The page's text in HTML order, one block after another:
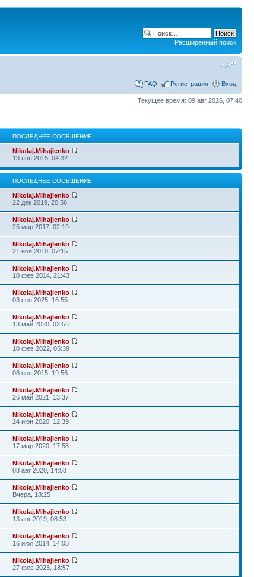
Расширенный поиск
FAQ Регистрация Вход
Текущее время: 09 авг 2026, 07:40
ПОСЛЕДНЕЕ СООБЩЕНИЕ
Nikolaj.Mihajlenko
13 янв 2015, 04:32
ПОСЛЕДНЕЕ СООБЩЕНИЕ
Nikolaj.Mihajlenko
22 дек 2019, 20:56
Nikolaj.Mihajlenko
25 мар 2017, 02:19
Nikolaj.Mihajlenko
21 ноя 2010, 07:15
Nikolaj.Mihajlenko
10 фев 2014, 21:43
Nikolaj.Mihajlenko
03 сен 2025, 16:55
Nikolaj.Mihajlenko
13 май 2020, 02:56
Nikolaj.Mihajlenko
10 фев 2022, 05:39
Nikolaj.Mihajlenko
08 ноя 2015, 19:56
Nikolaj.Mihajlenko
26 май 2021, 13:37
Nikolaj.Mihajlenko
24 июн 2020, 12:39
Nikolaj.Mihajlenko
17 мар 2020, 17:58
Nikolaj.Mihajlenko
08 авг 2020, 14:58
Nikolaj.Mihajlenko
Вчера, 18:25
Nikolaj.Mihajlenko
13 авг 2019, 08:53
Nikolaj.Mihajlenko
16 июл 2014, 14:08
Nikolaj.Mihajlenko
27 фев 2023, 18:57